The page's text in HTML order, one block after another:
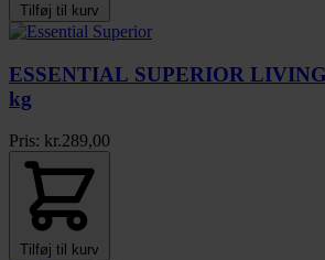
Tilføj til kurv
ESSENTIAL SUPERIOR LIVING
kg
Pris: kr.289,00
Tilføj til kurv